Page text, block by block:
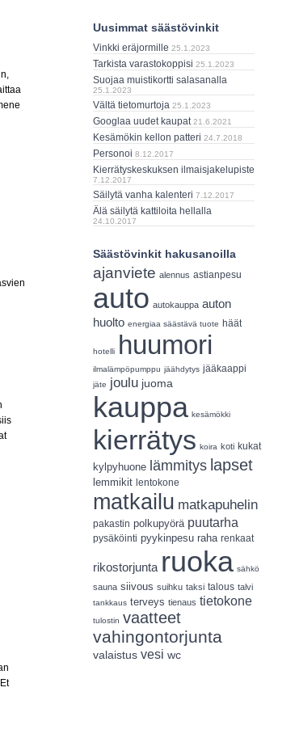
Uusimmat säästövinkit
Vinkki eräjormille 25.1.2023
Tarkista varastokoppisi 25.1.2023
Suojaa muistikortti salasanalla
25.1.2023
Vältä tietomurtoja 25.1.2023
Googlaa uudet kaupat 21.6.2021
Kesämökin kellon patteri 24.7.2018
Personoi 8.12.2017
Kierrätyskeskuksen ilmaisjakelupiste
7.12.2017
Säilytä vanha kalenteri 7.12.2017
Älä säilytä kattiloita hellalla
24.10.2017
Säästövinkit hakusanoilla
ajanviete alennus astianpesu
auto autokauppa auton
huolto energiaa säästävä tuote häät
hotelli huumori
ilmalämpöpumppu jäähdytys jääkaappi
jäte joulu juoma
kauppa kesämökki
kierrätys koira koti kukat
kylpyhuone lämmitys lapset
lemmikit lentokone
matkailu matkapuhelin
pakastin polkupyörä puutarha
pysäköinti pyykinpesu raha renkaat
rikostorjunta ruoka sähkö
sauna siivous suihku taksi talous talvi
tankkaus terveys tienaus tietokone
tulostin vaatteet
vahingontorjunta
valaistus vesi wc